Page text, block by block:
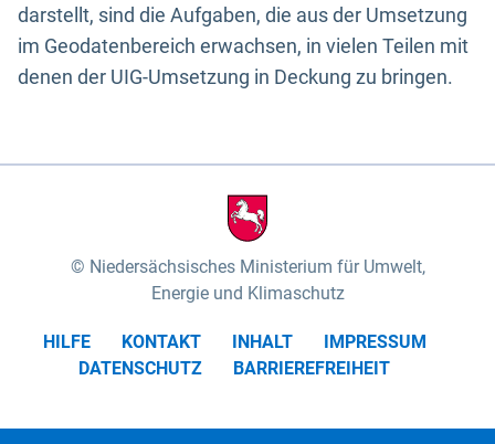
darstellt, sind die Aufgaben, die aus der Umsetzung
im Geodatenbereich erwachsen, in vielen Teilen mit
denen der UIG-Umsetzung in Deckung zu bringen.
Niedersächsisches Ministerium für Umwelt,
Energie und Klimaschutz
HILFE KONTAKT INHALT
IMPRESSUM
DATENSCHUTZ
BARRIEREFREIHEIT